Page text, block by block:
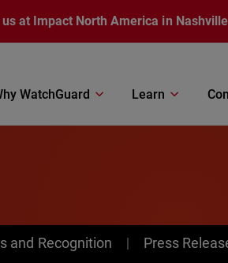
at Impact North America in
WatchGuard Learn
and Recognition Press